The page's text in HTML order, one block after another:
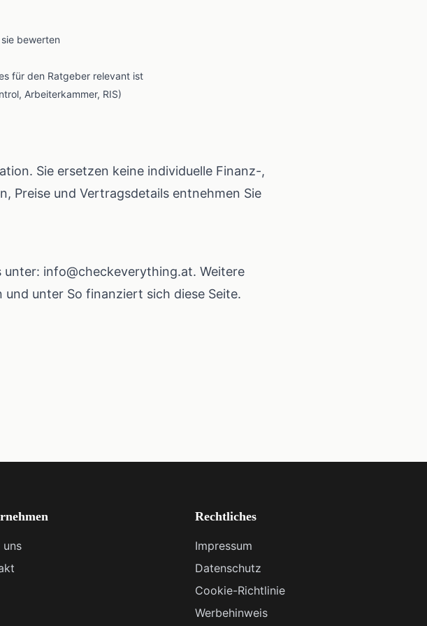
bewerten
für den Ratgeber relevant ist
Arbeiterkammer, RIS)
Sie ersetzen keine individuelle Finanz-,
Preise und Vertragsdetails entnehmen Sie
unter: info@checkeverything.at. Weitere
und unter So finanziert sich diese Seite.
uns
Rechtliches
Impressum
Datenschutz
Cookie-Richtlinie
Werbehinweis